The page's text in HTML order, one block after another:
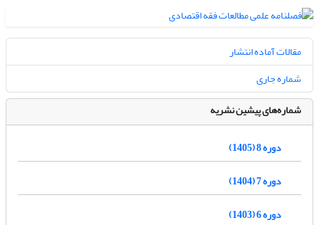
مقالات آماده انتشار
شماره جاری
شماره‌های پیشین نشریه
دوره 8 (1405)
دوره 7 (1404)
دوره 6 (1403)